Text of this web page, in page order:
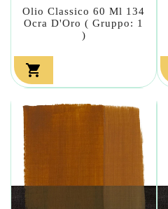
Olio Classico 60 Ml 134
Ocra D'Oro ( Gruppo: 1
)
